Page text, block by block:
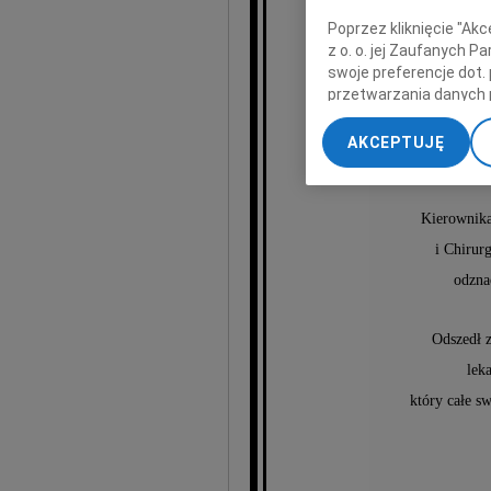
związanej
i
który całe
Poprzez kliknięcie
z o. o. jej Zaufanych
swoje preferencje dot.
przetwarzania danych
„Ustawienia
My, nasi Zaufani
dokładnych danych
Przechowywanie
treści, badnie
AKCEPTUJĘ